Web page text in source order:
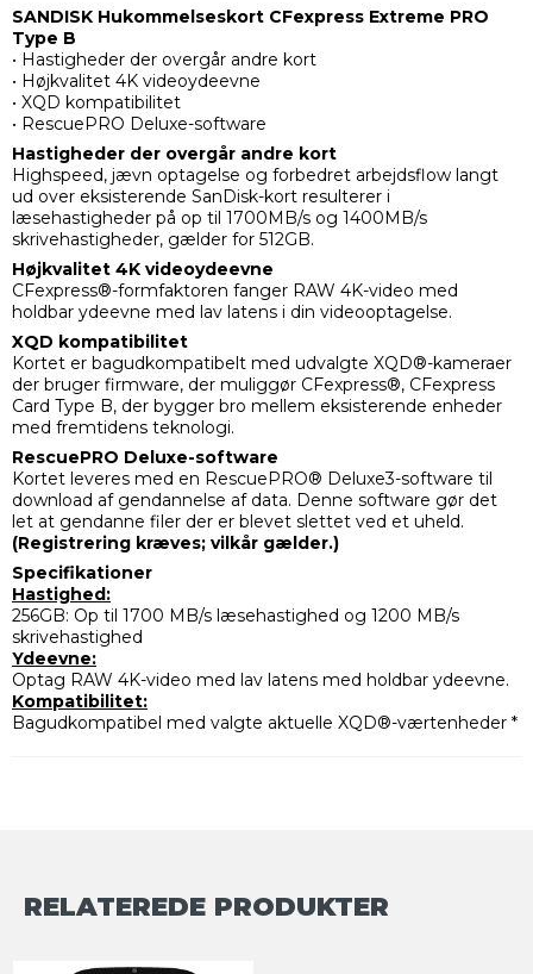
SANDISK Hukommelseskort CFexpress Extreme PRO
Type B
• Hastigheder der overgår andre kort
• Højkvalitet 4K videoydeevne
• XQD kompatibilitet
• RescuePRO Deluxe-software
Hastigheder der overgår andre kort
Highspeed, jævn optagelse og forbedret arbejdsflow langt
ud over eksisterende SanDisk-kort resulterer i
læsehastigheder på op til 1700MB/s og 1400MB/s
skrivehastigheder, gælder for 512GB.
Højkvalitet 4K videoydeevne
CFexpress®-formfaktoren fanger RAW 4K-video med
holdbar ydeevne med lav latens i din videooptagelse.
XQD kompatibilitet
Kortet er bagudkompatibelt med udvalgte XQD®-kameraer
der bruger firmware, der muliggør CFexpress®, CFexpress
Card Type B, der bygger bro mellem eksisterende enheder
med fremtidens teknologi.
RescuePRO Deluxe-software
Kortet leveres med en RescuePRO® Deluxe3-software til
download af gendannelse af data. Denne software gør det
let at gendanne filer der er blevet slettet ved et uheld.
(Registrering kræves; vilkår gælder.)
Specifikationer
Hastighed:
256GB: Op til 1700 MB/s læsehastighed og 1200 MB/s
skrivehastighed
Ydeevne:
Optag RAW 4K-video med lav latens med holdbar ydeevne.
Kompatibilitet:
Bagudkompatibel med valgte aktuelle XQD®-værtenheder *
RELATEREDE PRODUKTER